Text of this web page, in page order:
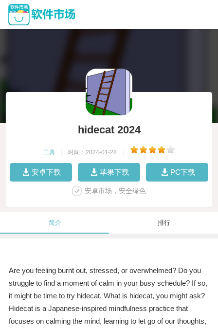
hidecat 2024
工具 时间：2024-01-28
安卓下载 苹果下载 PC下载
安卓市场，安全绿色
简介 排行
Are you feeling burnt out, stressed, or overwhelmed? Do you
struggle to find a moment of calm in your busy schedule? If so,
it might be time to try hidecat. What is hidecat, you might ask?
Hidecat is a Japanese-inspired mindfulness practice that
focuses on calming the mind, learning to let go of our thoughts,